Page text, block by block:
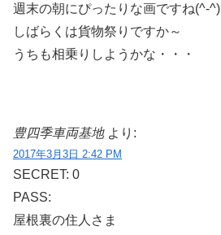
週末の朝にぴったりな画ですね(^-^)
しばらくは貨物祭りですか～
うちも相乗りしようかな・・・
豊四季車両基地 より:
2017年3月3日 2:42 PM
SECRET: 0
PASS:
屋根裏の住人さま